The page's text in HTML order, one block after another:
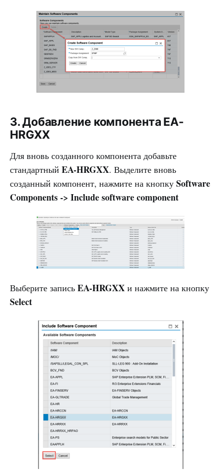
3. Добавление компонента EA-
HRGXX
Для вновь созданного компонента добавьте
стандартный EA-HRGXX. Выделите вновь
созданный компонент, нажмите на кнопку Software
Components -> Include software component
Выберите запись EA-HRGXX и нажмите на кнопку
Select